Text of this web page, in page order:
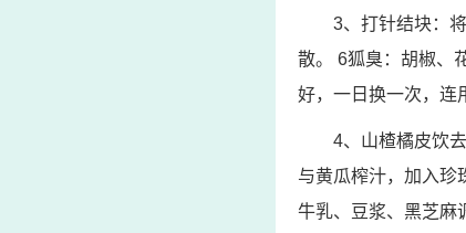
3、打针结块：
散。 6狐臭：胡椒、
好，一日换一次，连
4、山楂橘皮饮
与黄瓜榨汁，加入珍
牛乳、豆浆、黑芝麻